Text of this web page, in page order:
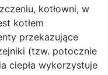
kotłowni, w
kotłem
przekazujące
(tzw. potocznie
ciepła wykorzystuje